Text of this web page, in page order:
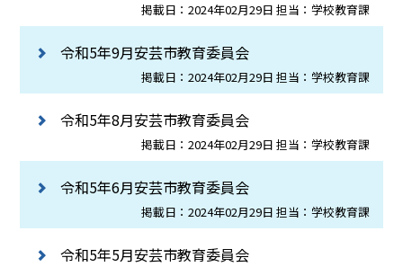
掲載日：2024年02月29日 担当：学校教育課
令和5年9月安芸市教育委員会
掲載日：2024年02月29日 担当：学校教育課
令和5年8月安芸市教育委員会
掲載日：2024年02月29日 担当：学校教育課
令和5年6月安芸市教育委員会
掲載日：2024年02月29日 担当：学校教育課
令和5年5月安芸市教育委員会